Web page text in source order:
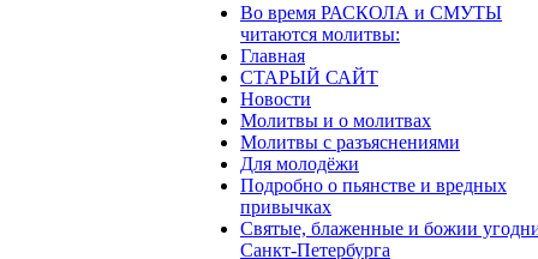
Во время РАСКОЛА и СМУТЫ
читаются молитвы:
Главная
СТАРЫЙ САЙТ
Новости
Молитвы и о молитвах
Молитвы с разъяснениями
Для молодёжи
Подробно о пьянстве и вредных
привычках
Святые, блаженные и божии
Санкт-Петербурга